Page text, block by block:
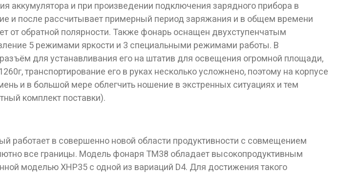
аккумулятора и при произведении подключения зарядного прибора в
и после рассчитывает примерный период заряжания и в общем времени
от обратной полярности. Также фонарь оснащен двухступенчатым
5 режимами яркости и 3 специальными режимами работы. В
для устанавливания его на штатив для освещения огромной площади,
транспортирование его в руках несколько усложнено, поэтому на корпусе
и в большой мере облегчить ношение в экстренных ситуациях и тем
комплект поставки).
работает в совершенно новой области продуктивности с совмещением
все границы. Модель фонаря ТМ38 обладает высокопродуктивным
моделью XHP35 с одной из вариаций D4. Для достижения такого
лицам, достигшим 18 лет!